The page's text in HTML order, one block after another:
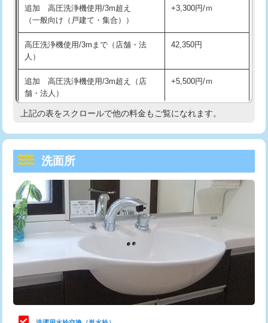
マス交換（深さ50㎝以上） 66,000円
コンクリート斫り（厚さ10㎝まで） 27,500円
コンクリート斫り（厚さ10㎝超え）
モルタル補修（厚さ10㎝まで）
モルタル補修（厚さ10㎝超え） 38,500円
洗面台設置 38,500円
追加人工
廃棄・処分 現場見積
※給水管工事は20mmまでの価格です。
持込商品取付（混合水栓） 16,500円
給水管工事※（ホール加工)
給水管工事※（バンド止め) 3,300円
給水管工事※（支持金具設置) 5,500円
給水管工事※（保温材使用（バンド止
め込み）)
5,500円
給水管工事※（土の掘削・埋め戻し作
業)
11,000円
給水管工事※（塩ビ管（VP・HI）使
用/3ｍまで)
33,000円
給水管工事※（塩ビ管（VP・HI）使
用（追加）/3ｍ超え)
給水管工事※（ライニング鋼管・銅
管・ポリ管・HT管使用/3ｍまで)
44,000円
給水管工事※（ライニング鋼管・銅
追加 高圧洗浄機使用/3m超え
（一般向け（戸建て・集合））
+3,300円/ｍ
高圧洗浄機使用/3mまで（店舗・法
人）
42,350円
追加 高圧洗浄機使用/3m超え（店
舗・法人）
+5,500円/ｍ
高度高圧洗浄換 現地調査
トーラー機使用/3mまで
追加トーラー機使用/3m超え +3,300円
カメラ調査 33,000円
桝清掃
止水・漏水調査・防水処理・清掃・修
理・調整・分解・加工など（軽作業）
11,000円
止水・漏水調査・防水処理・清掃・修
理・調整・分解・加工など（中作業）
22,000円
上記の表をスクロールで他の料金もご覧になれます。
洗面所